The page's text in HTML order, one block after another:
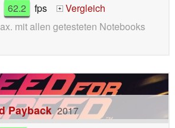
62.2 fps +
Vergleich
mit allen getesteten Notebooks
Payback 2017